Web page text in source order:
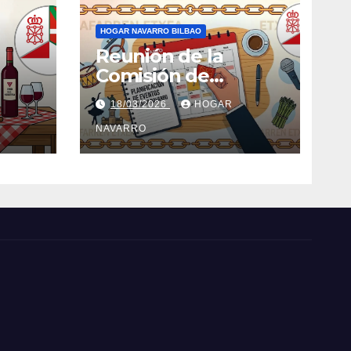
HOGAR NAVARRO BILBAO
Reunión de la
Comisión de
Eventos
18/03/2026 HOGAR
NAVARRO